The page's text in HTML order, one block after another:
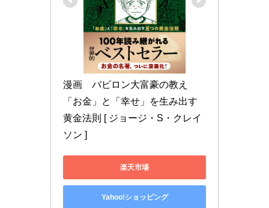
漫画　バビロン大富豪の教え
「お金」と「幸せ」を生み出す
黄金法則 [ ジョージ・S・クレイ
ソン ]
楽天市場
Yahoo!ショッピング